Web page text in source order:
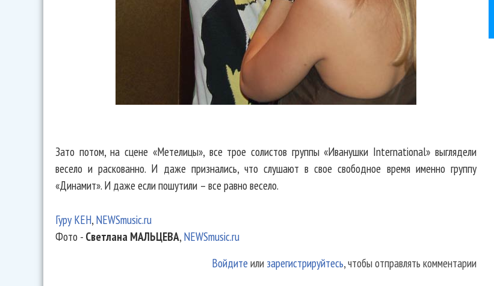
Зато потом, на сцене «Метелицы», все трое солистов группы «Иванушки International» выглядели
весело и раскованно. И даже признались, что слушают в свое свободное время именно группу
«Динамит». И даже если пошутили – все равно весело.
Гуру КЕН, NEWSmusic.ru
Фото - Светлана МАЛЬЦЕВА, NEWSmusic.ru
Войдите или зарегистрируйтесь, чтобы отправлять комментарии